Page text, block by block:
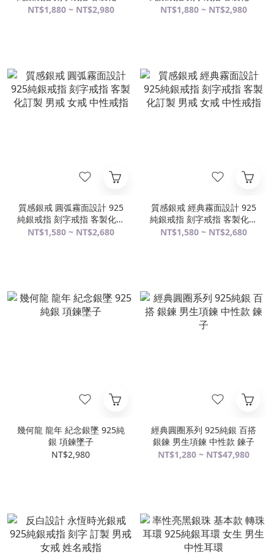
製 男戒 女戒 中性戒指
NT$1,880 ~ NT$2,980
製 男戒 女戒 中性戒指
NT$1,880 ~ NT$2,980
質感銀戒 圓弧霧面設計 925
純銀戒指 刻字戒指 客製化訂
製 男戒 女戒 中性戒指
NT$1,580 ~ NT$2,680
質感銀戒 經典霧面設計 925
純銀戒指 刻字戒指 客製化訂
製 男戒 女戒 中性戒指
NT$1,580 ~ NT$2,680
幾何龍 龍年 紀念銀墜 925純
銀 項鍊墜子
NT$2,980
經典圓圈系列 925純銀 百搭
銀鍊 男生項鍊 中性款 鍊子
NT$1,280 ~ NT$47,980